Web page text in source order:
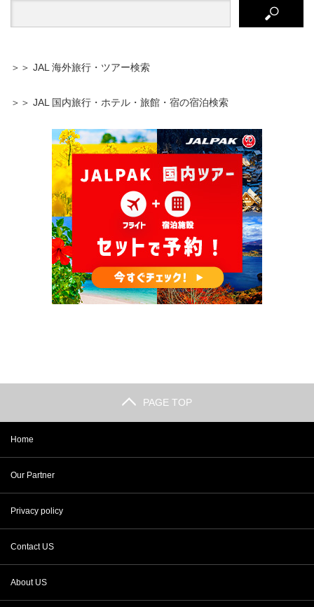
＞＞ JAL 海外旅行・ツアー検索
＞＞ JAL 国内旅行・ホテル・旅館・宿の宿泊検索
PAGE TOP
Home
Our Partner
Privacy policy
Contact US
About US